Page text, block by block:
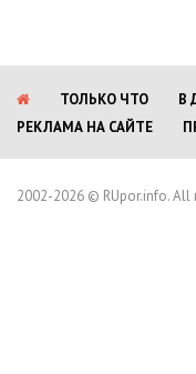
ТОЛЬКО ЧТО В
РЕКЛАМА НА САЙТЕ
2002-2026 © RUpor.info. All